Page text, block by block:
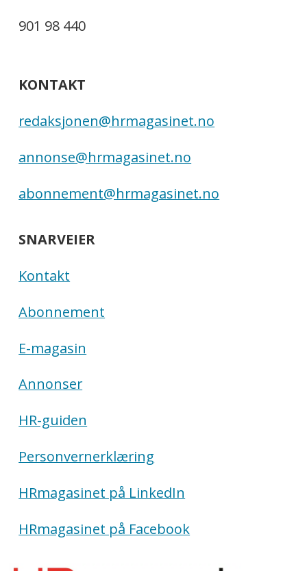
901 98 440
KONTAKT
redaksjonen@hrmagasinet.no
annonse@hrmagasinet.no
abonnement@hrmagasinet.no
SNARVEIER
Kontakt
Abonnement
E-magasin
Annonser
HR-guiden
Personvernerklæring
HRmagasinet på LinkedIn
HRmagasinet på Facebook